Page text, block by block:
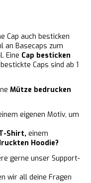
Cap auch besticken
an Basecaps zum
Eine Cap besticken
Caps sind ab 1
Mütze bedrucken
eigenen Motiv, um
Shirt, einem
Hoodie?
gerne unser Support-
wir all deine Fragen